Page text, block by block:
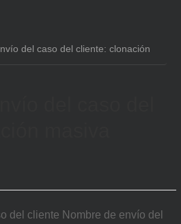
del cliente Nombre de envío del